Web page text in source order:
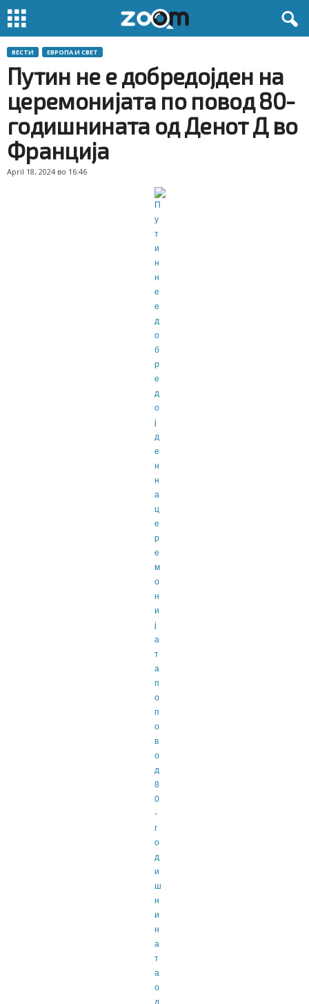
ВЕСТИ ЕВРОПА И СВЕТ
Путин не е добредојден на
церемонијата по повод 80-
годишнината од Денот Д во
Франција
April 18, 2024 во 16:46